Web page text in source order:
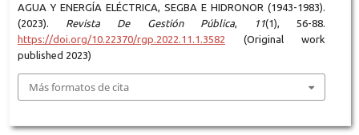
AGUA Y ENERGÍA ELÉCTRICA, SEGBA E HIDRONOR (1943-1983).
(2023). Revista De Gestión Pública, 11(1), 56-88.
https://doi.org/10.22370/rgp.2022.11.1.3582 (Original work
published 2023)
Más formatos de cita